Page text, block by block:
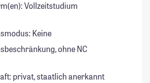
Vollzeitstudium
Keine
ohne NC
privat, staatlich anerkannt